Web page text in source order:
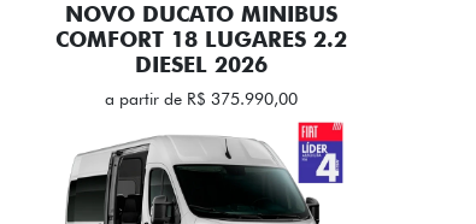
NOVO DUCATO MINIBUS
COMFORT 18 LUGARES 2.2
DIESEL 2026
a partir de R$ 375.990,00